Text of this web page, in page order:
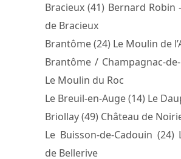
Bracieux (41) Bernard Robin
de Bracieux
Brantôme (24) Le Moulin de
Brantôme / Champagnac-
Le Moulin du Roc
Le Breuil-en-Auge (14) Le
Briollay (49) Château de
Le Buisson-de-Cadouin (24)
de Bellerive